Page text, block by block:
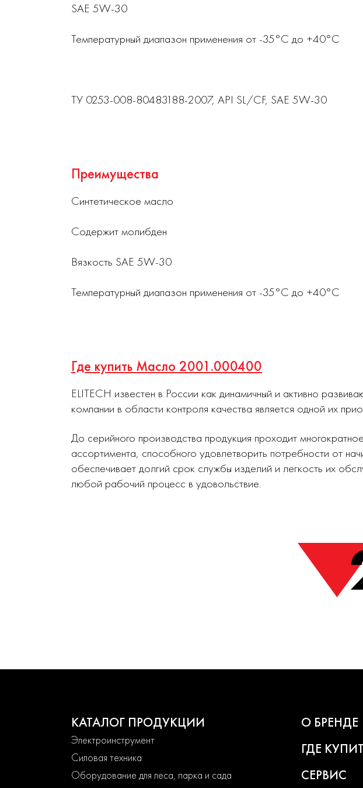
SAE 5W-30
Температурный диапазон применения от -35°С до +40°С
ТУ 0253-008-80483188-2007, API SL/CF, SAE 5W-30
Преимущества
Синтетическое масло
Содержит молибден
Вязкость SAE 5W-30
Температурный диапазон применения от -35°С до +40°С
Где купить Масло 2001.000400
ELITECH известен в России как динамичный и активно
компании в области контроля качества является одной их
До серийного производства продукция проходит
ассортимента, способного удовлетворить потребности от
обеспечивает долгий срок службы изделий и легкость их
любой рабочий процесс в удовольствие.
КАТАЛОГ ПРОДУКЦИИ
Электроинструмент
Силовая техника
Оборудование для леса, парка и сада
О БРЕНДЕ
ГДЕ
СЕРВИС